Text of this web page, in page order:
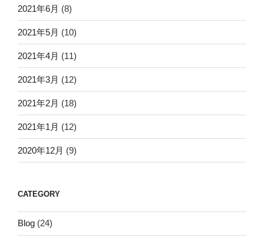
2021年6月 (8)
2021年5月 (10)
2021年4月 (11)
2021年3月 (12)
2021年2月 (18)
2021年1月 (12)
2020年12月 (9)
CATEGORY
Blog (24)